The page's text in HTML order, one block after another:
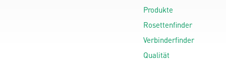
Produkte
Rosettenfinder
Verbinderfinder
Qualität